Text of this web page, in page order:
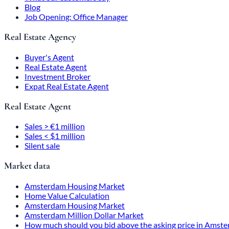
Blog
Job Opening: Office Manager
Real Estate Agency
Buyer's Agent
Real Estate Agent
Investment Broker
Expat Real Estate Agent
Real Estate Agent
Sales > €1 million
Sales < $1 million
Silent sale
Market data
Amsterdam Housing Market
Home Value Calculation
Amsterdam Housing Market
Amsterdam Million Dollar Market
How much should you bid above the asking price in